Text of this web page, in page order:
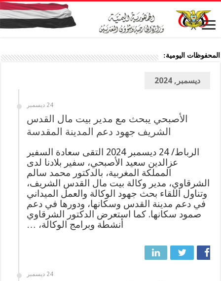
المحفوظات اليومية:
ديسمبر, 2024
24 ديسمبر
الأصبحي يبحث مع مدير بيت مال القدس
الشريف جهود دعم المدينة المقدسة
الرباط/ 24 ديسمبر 2024 التقى سعادة السفير
عزالدين سعيد الأصبحي، سفير بلادنا لدى
المملكة المغربية، بالدكتور محمد سالم
الشرقاوي، مدير وكالة بيت مال القدس الشريف،
وتناول اللقاء بحث جهود الوكالة والعمل الميداني
في دعم مدينة القدس وسكانها، ودورها في دعم
صمود سكانها. كما استعرض الدكتور الشرقاوي
أنشطة وبرامج الوكالة، …
24 ديسمبر